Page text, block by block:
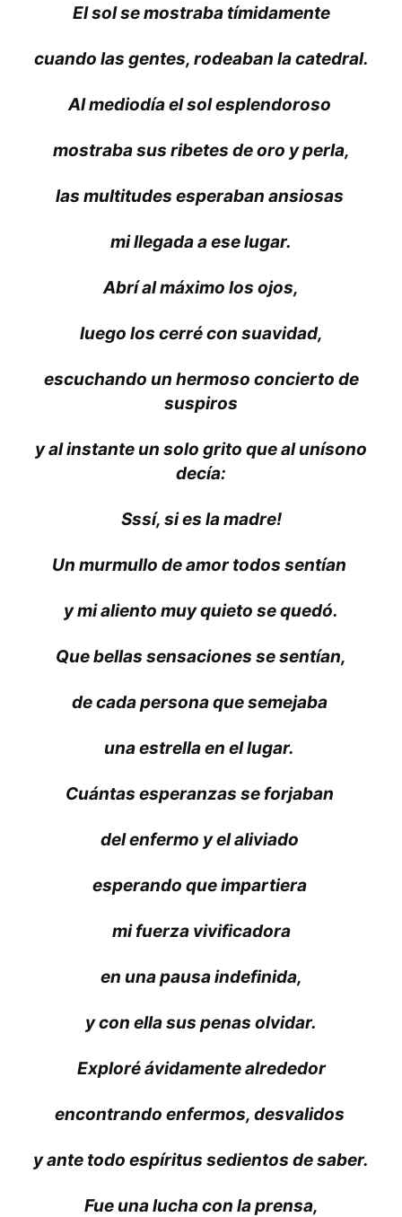
El sol se mostraba tímidamente
cuando las gentes, rodeaban la catedral.
Al mediodía el sol esplendoroso
mostraba sus ribetes de oro y perla,
las multitudes esperaban ansiosas
mi llegada a ese lugar.
Abrí al máximo los ojos,
luego los cerré con suavidad,
escuchando un hermoso concierto de
suspiros
y al instante un solo grito que al unísono
decía:
Sssí, si es la madre!
Un murmullo de amor todos sentían
y mi aliento muy quieto se quedó.
Que bellas sensaciones se sentían,
de cada persona que semejaba
una estrella en el lugar.
Cuántas esperanzas se forjaban
del enfermo y el aliviado
esperando que impartiera
mi fuerza vivificadora
en una pausa indefinida,
y con ella sus penas olvidar.
Exploré ávidamente alrededor
encontrando enfermos, desvalidos
y ante todo espíritus sedientos de saber.
Fue una lucha con la prensa,